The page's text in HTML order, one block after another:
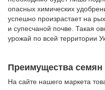
опасных химических
успешно произрастает на
и супесчаной почве. Такая
урожай по всей территории
Преимущества
На сайте нашего маркета